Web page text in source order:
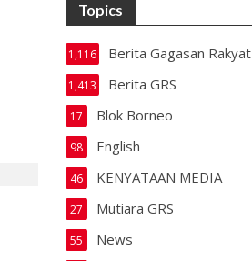
Topics
Berita Gagasan Rakyat
1,116
Berita GRS
1,413
Blok Borneo
17
English
98
KENYATAAN MEDIA
46
Mutiara GRS
27
News
55